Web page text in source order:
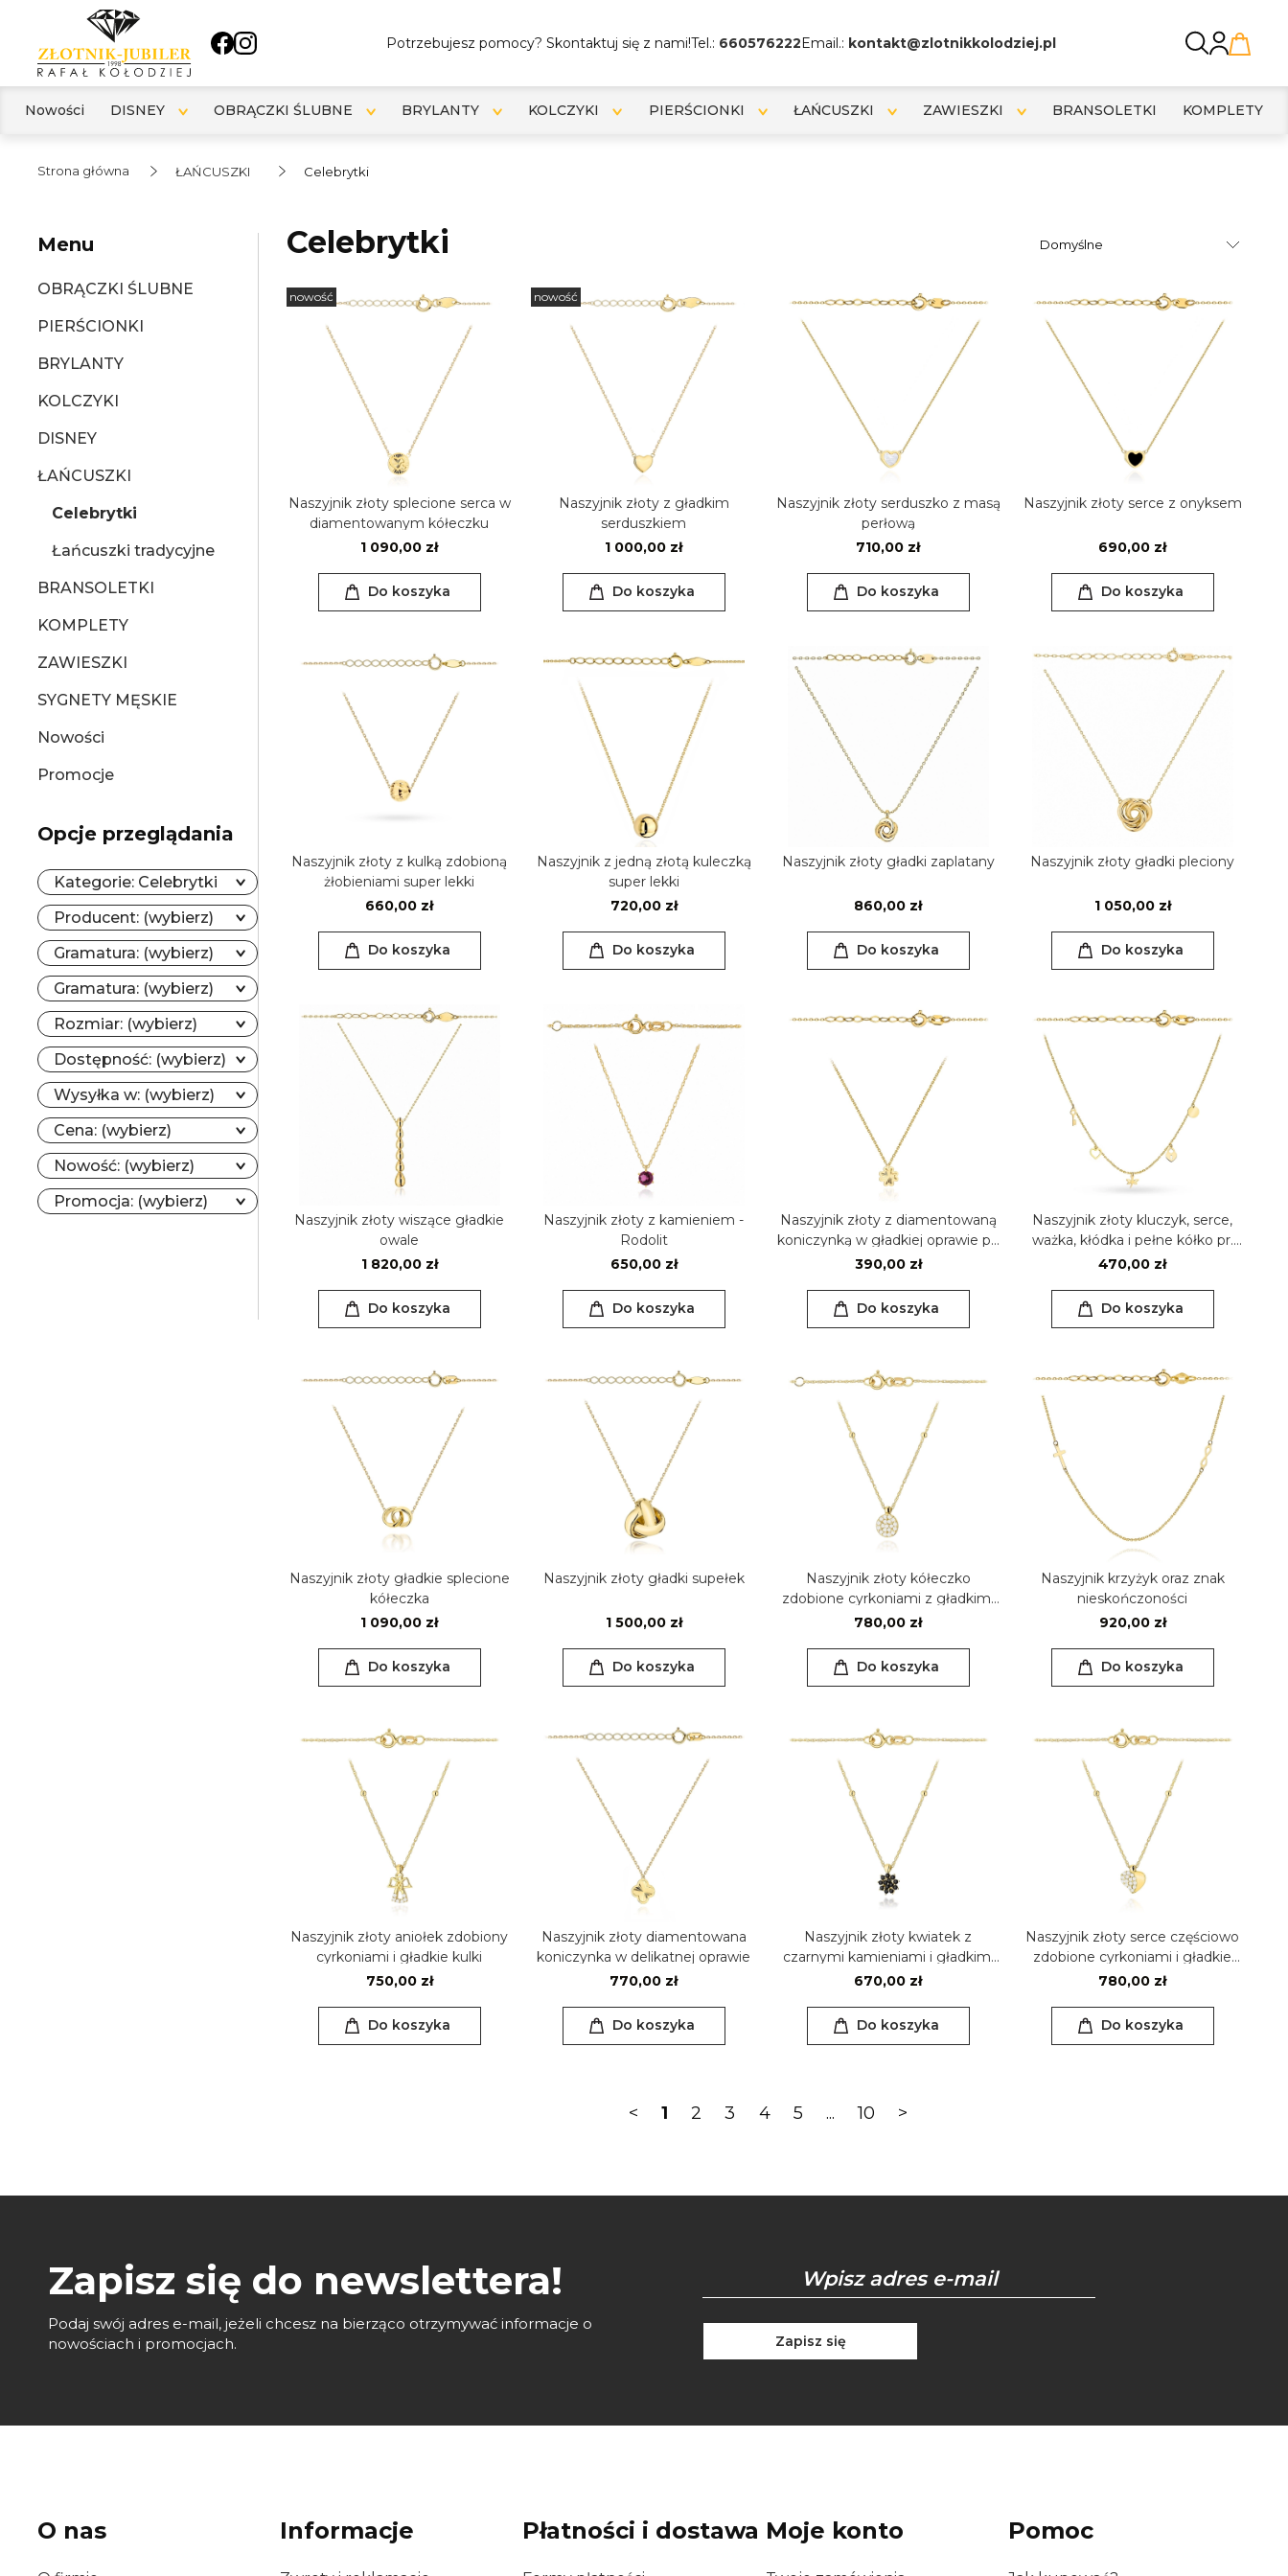
Potrzebujesz pomocy? Skontaktuj się z nami!Tel.: 660576222Email.: kontakt@zlotnikkolodziej.pl
Nowości DISNEY OBRĄCZKI ŚLUBNE BRYLANTY KOLCZYKI PIERŚCIONKI ŁAŃCUSZKI ZAWIESZKI BRANSOLETKI KOMPLETY
Strona główna ŁAŃCUSZKI Celebrytki
Menu
OBRĄCZKI ŚLUBNE
PIERŚCIONKI
BRYLANTY
KOLCZYKI
DISNEY
ŁAŃCUSZKI
Celebrytki
Łańcuszki tradycyjne
BRANSOLETKI
KOMPLETY
ZAWIESZKI
SYGNETY MĘSKIE
Nowości
Promocje
Opcje przeglądania
Kategorie: Celebrytki
Producent: (wybierz)
Gramatura: (wybierz)
Gramatura: (wybierz)
Rozmiar: (wybierz)
Dostępność: (wybierz)
Wysyłka w: (wybierz)
Cena: (wybierz)
Nowość: (wybierz)
Promocja: (wybierz)
Celebrytki
Naszyjnik złoty splecione serca w
diamentowanym kółeczku
1 090,00 zł
Do koszyka
nowość
Naszyjnik złoty z gładkim
serduszkiem
1 000,00 zł
Do koszyka
nowość
Naszyjnik złoty serduszko z masą
perłową
710,00 zł
Do koszyka
Naszyjnik złoty serce z onyksem
690,00 zł
Do koszyka
Naszyjnik złoty z kulką zdobioną
żłobieniami super lekki
660,00 zł
Do koszyka
Naszyjnik z jedną złotą kuleczką
super lekki
720,00 zł
Do koszyka
Naszyjnik złoty gładki zaplatany
860,00 zł
Do koszyka
Naszyjnik złoty gładki pleciony
1 050,00 zł
Do koszyka
Naszyjnik złoty wiszące gładkie
owale
1 820,00 zł
Do koszyka
Naszyjnik złoty z kamieniem -
Rodolit
650,00 zł
Do koszyka
Naszyjnik złoty z diamentowaną
koniczynką w gładkiej oprawie pr.
375
390,00 zł
Do koszyka
Naszyjnik złoty kluczyk, serce,
ważka, kłódka i pełne kółko pr.
375
470,00 zł
Do koszyka
Naszyjnik złoty gładkie splecione
kółeczka
1 090,00 zł
Do koszyka
Naszyjnik złoty gładki supełek
1 500,00 zł
Do koszyka
Naszyjnik złoty kółeczko
zdobione cyrkoniami z gładkimi
kuleczkami
780,00 zł
Do koszyka
Naszyjnik krzyżyk oraz znak
nieskończoności
920,00 zł
Do koszyka
Naszyjnik złoty aniołek zdobiony
cyrkoniami i gładkie kulki
750,00 zł
Do koszyka
Naszyjnik złoty diamentowana
koniczynka w delikatnej oprawie
770,00 zł
Do koszyka
Naszyjnik złoty kwiatek z
czarnymi kamieniami i gładkimi
kuleczkami
670,00 zł
Do koszyka
Naszyjnik złoty serce częściowo
zdobione cyrkoniami i gładkie
kulki
780,00 zł
Do koszyka
< 1 2 3 4 5 ... 10 >
Zapisz się do newslettera!
Podaj swój adres e-mail, jeżeli chcesz na bierząco otrzymywać informacje o
nowościach i promocjach.
Zapisz się
O nas Informacje Płatności i dostawa Moje konto Pomoc